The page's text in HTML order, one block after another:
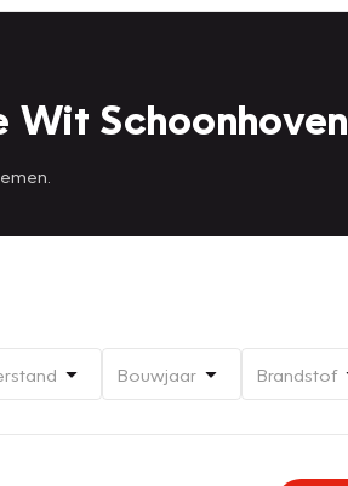
Wit Schoonhoven
Bouwjaar Brandstof